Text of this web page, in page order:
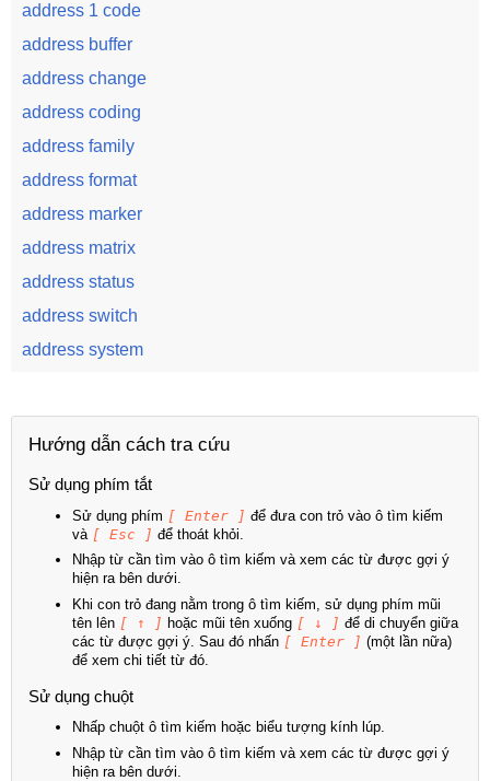
address 1 code
address buffer
address change
address coding
address family
address format
address marker
address matrix
address status
address switch
address system
Hướng dẫn cách tra cứu
Sử dụng phím tắt
Sử dụng phím [ Enter ] để đưa con trỏ vào ô tìm kiếm
và [ Esc ] để thoát khỏi.
Nhập từ cần tìm vào ô tìm kiếm và xem các từ được gợi ý
hiện ra bên dưới.
Khi con trỏ đang nằm trong ô tìm kiếm, sử dụng phím mũi
tên lên [ ↑ ] hoặc mũi tên xuống [ ↓ ] để di chuyển giữa
các từ được gợi ý. Sau đó nhấn [ Enter ] (một lần nữa)
để xem chi tiết từ đó.
Sử dụng chuột
Nhấp chuột ô tìm kiếm hoặc biểu tượng kính lúp.
Nhập từ cần tìm vào ô tìm kiếm và xem các từ được gợi ý
hiện ra bên dưới.